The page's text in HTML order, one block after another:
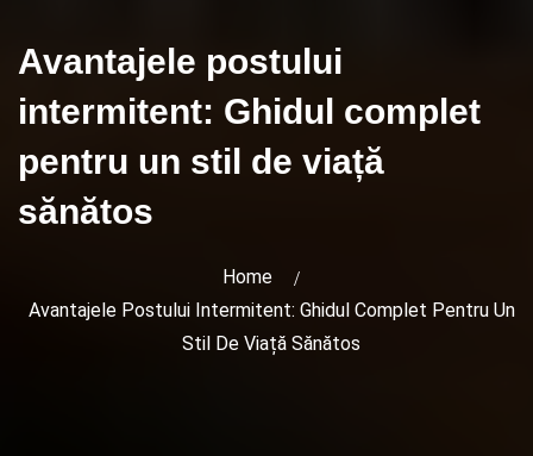
Avantajele postului
intermitent: Ghidul complet
pentru un stil de viață
sănătos
Home
Avantajele Postului Intermitent: Ghidul Complet Pentru Un
Stil De Viață Sănătos